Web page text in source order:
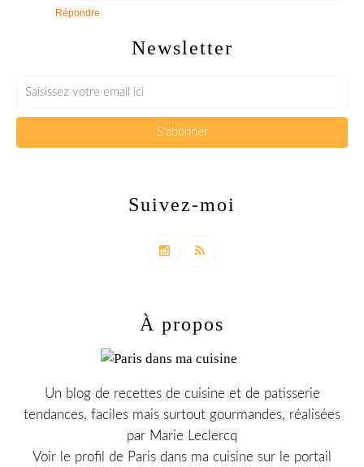
Répondre
Newsletter
Suivez-moi
À propos
Un blog de recettes de cuisine et de patisserie
tendances, faciles mais surtout gourmandes, réalisées
par Marie Leclercq
Voir le profil de Paris dans ma cuisine sur le portail